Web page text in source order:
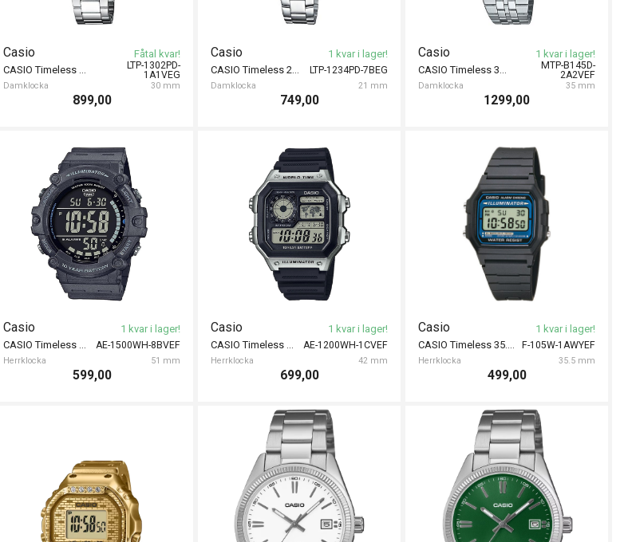
LTP-1302PD-
1A1VEG
Casio
Damklocka 30 mm
CASIO Timeless 30mm
Fåtal kvar!
899,00
LTP-1234PD-7BEG
Casio
Damklocka 21 mm
CASIO Timeless 21mm
1 kvar i lager!
749,00
MTP-B145D-
2A2VEF
Casio
Damklocka 35 mm
CASIO Timeless 35mm
1 kvar i lager!
1299,00
AE-1500WH-8BVEF
Casio
Herrklocka 51 mm
CASIO Timeless 51mm
1 kvar i lager!
599,00
AE-1200WH-1CVEF
Casio
Herrklocka 42 mm
CASIO Timeless World Time 42mm
1 kvar i lager!
699,00
F-105W-1AWYEF
Casio
Herrklocka 35.5 mm
CASIO Timeless 35.5mm
1 kvar i lager!
499,00